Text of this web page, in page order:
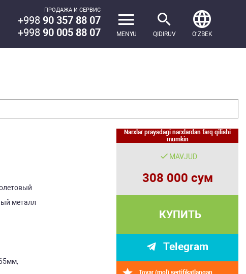
ПРОДАЖА И СЕРВИС
+998 90 357 88 07
+998 90 005 88 07 MENYU QIDIRUV OʻZBEK
металл
Narxlar praysdagi narxlardan farq qilishi
mumkin
MAVJUD
308 000 сум
КУПИТЬ
Telegram
Tovar (mol) sertifikatlangan